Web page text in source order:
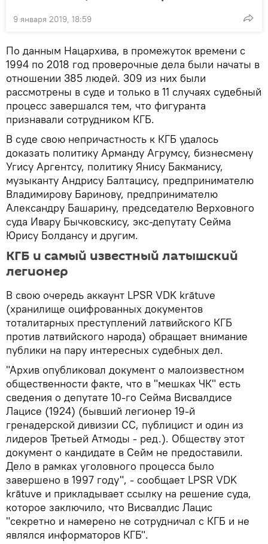
9 января 2019, 18:59
По данным Нацархива, в промежуток времени с
1994 по 2018 год проверочные дела были начаты в
отношении 385 людей. 309 из них были
рассмотрены в суде и только в 11 случаях судебный
процесс завершался тем, что фигуранта
признавали сотрудником КГБ.
В суде свою непричастность к КГБ удалось
доказать политику Арманду Агрумсу, бизнесмену
Угису Аргентсу, политику Янису Бакманису,
музыканту Андрису Балтацису, предпринимателю
Владимирову Баринову, предпринимателю
Александру Башарину, председателю Верховного
суда Ивару Бычковскису, экс-депутату Сейма
Юрису Болдансу и другим.
КГБ и самый известный латышский
легионер
В свою очередь аккаунт LPSR VDK krātuve
(хранилище оцифрованных документов
тоталитарных преступлений латвийского КГБ
против латвийского народа) обращает внимание
публики на пару интересных судебных дел.
"Архив опубликовал документ о малоизвестном
общественности факте, что в "мешках ЧК" есть
сведения о депутате 10-го Сейма Висвалдисе
Лацисе (1924) (бывший легионер 19-й
гренадерской дивизии СС, публицист и один из
лидеров Третьей Атмоды - ред.). Обществу этот
документ о кандидате в Сейм не предоставили.
Дело в рамках уголовного процесса было
завершено в 1997 году", - сообщает LPSR VDK
krātuve и прикладывает ссылку на решение суда,
которое заключило, что Висвалдис Лацис
"секретно и намерено не сотрудничал с КГБ и не
являлся информаторов КГБ".